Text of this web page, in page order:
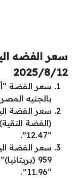
سعر الفضه
2025/8/12
سعر الفضة
بالجنيه المصري
(الفضة
“12.47”.
959
“11.96”.